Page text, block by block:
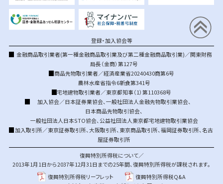
登録・加入協会等
金融商品取引業者(第一種金融商品取引業及び第二種金融商品取引業)／関東財務
局長（金商）第127号
商品先物取引業者／経済産業省20240430商第6号
農林水産省指令6新食第341号
宅地建物取引業者／東京都知事（1）第110368号
加入協会／日本証券業協会、 一般社団法人金融先物取引業協会、
日本商品先物取引協会、
一般社団法人日本STO協会、 公益社団法人東京都宅地建物取引業協会
加入取引所／東京証券取引所、大阪取引所、 東京商品取引所、福岡証券取引所、名古
屋証券取引所
復興特別所得税について／
2013年1月1日から2037年12月31日までの25年間、復興特別所得税が課税されます。
復興特別所得税リーフレット
復興特別所得税Q&A